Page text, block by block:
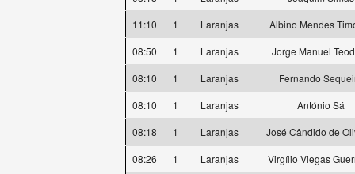
11:10
1 Laranjas
Albino Mendes
08:50
1 Laranjas
Jorge Manuel
08:10
1 Laranjas
Fernando
08:10
1 Laranjas
António Sá
08:18
1 Laranjas
José Cândido de
08:26
1 Laranjas
Virgílio Viegas